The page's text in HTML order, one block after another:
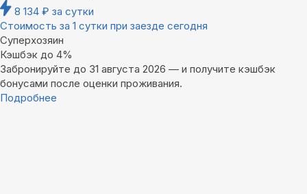
8 134 ₽ за сутки
Стоимость за 1 сутки при заезде сегодня
Суперхозяин
Кэшбэк до 4%
Забронируйте до 31 августа 2026 — и получите кэшбэк
бонусами после оценки проживания.
Подробнее